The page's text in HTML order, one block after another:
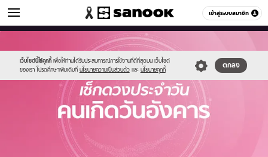
เข้าสู่ระบบสมาชิก
ดูดวง หมวดอื่นๆ
เว็บไซต์นี้ใช้คุกกี้ เพื่อให้ท่านได้รับประสบการณ์การใช้งานที่ดีที่สุดบน เว็บไซต์
ของเรา โปรดศึกษาเพิ่มเติมที่ นโยบายความเป็นส่วนตัว และ นโยบายคุกกี้
ตกลง
//s.isanook.com/sr/0/images/logo-
new-
sanook.png
//s.isanook.com/ho/0/ud/fxd/day/tuesday.jpg